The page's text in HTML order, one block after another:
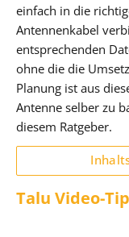
einfach in die
Antennenkabel
entsprechenden
ohne die die
Planung ist aus
Antenne selber zu
diesem Ratgeber.
Talu Video-